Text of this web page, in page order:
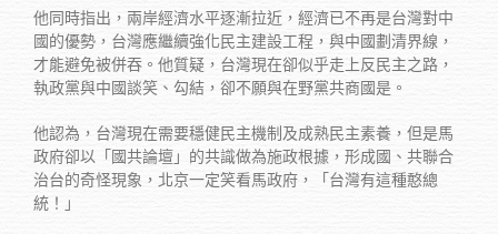
他同時指出，兩岸經濟水平逐漸拉近，經濟已不再是台灣對中
國的優勢，台灣應繼續強化民主建設工程，與中國劃清界線，
才能避免被併吞。他質疑，台灣現在卻似乎走上反民主之路，
執政黨與中國談笑、勾結，卻不願與在野黨共商國是。
他認為，台灣現在需要穩健民主機制及成熟民主素養，但是馬
政府卻以「國共論壇」的共識做為施政根據，形成國、共聯合
治台的奇怪現象，北京一定笑看馬政府，「台灣有這種憨總
統！」